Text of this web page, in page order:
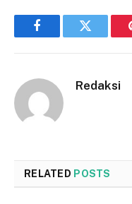
FacebookTwitter
Redaksi
RELATED POSTS